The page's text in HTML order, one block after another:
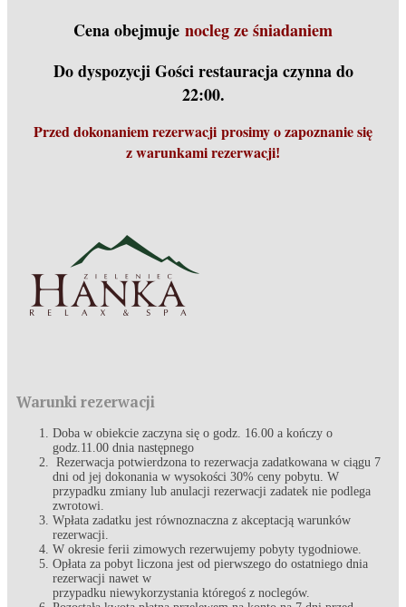
Cena obejmuje nocleg ze śniadaniem
Do dyspozycji Gości restauracja czynna do
22:00.
Przed dokonaniem rezerwacji prosimy o zapoznanie się
z warunkami rezerwacji!
Warunki rezerwacji
Doba w obiekcie zaczyna się o godz. 16.00 a kończy o
godz.11.00 dnia następnego
Rezerwacja potwierdzona to rezerwacja zadatkowana w ciągu 7
dni od jej dokonania w wysokości 30% ceny pobytu. W
przypadku zmiany lub anulacji rezerwacji zadatek nie podlega
zwrotowi.
Wpłata zadatku jest równoznaczna z akceptacją warunków
rezerwacji.
W okresie ferii zimowych rezerwujemy pobyty tygodniowe.
Opłata za pobyt liczona jest od pierwszego do ostatniego dnia
rezerwacji nawet w
przypadku niewykorzystania któregoś z noclegów.